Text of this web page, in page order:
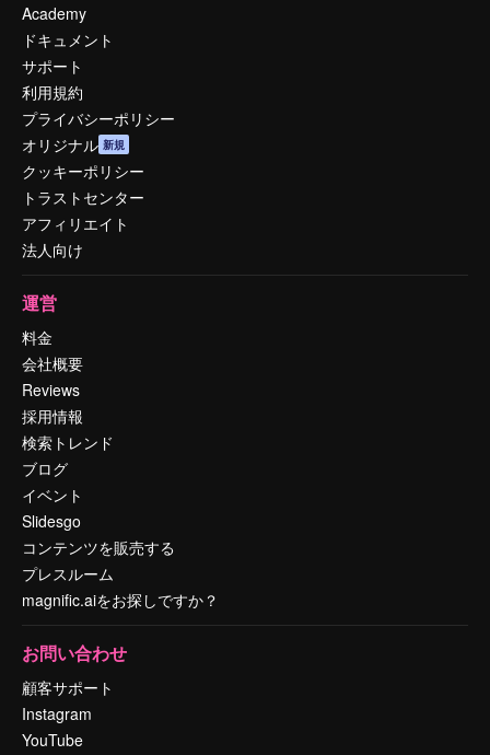
Academy
ドキュメント
サポート
利用規約
プライバシーポリシー
オリジナル 新規
クッキーポリシー
トラストセンター
アフィリエイト
法人向け
運営
料金
会社概要
Reviews
採用情報
検索トレンド
ブログ
イベント
Slidesgo
コンテンツを販売する
プレスルーム
magnific.aiをお探しですか？
お問い合わせ
顧客サポート
Instagram
YouTube